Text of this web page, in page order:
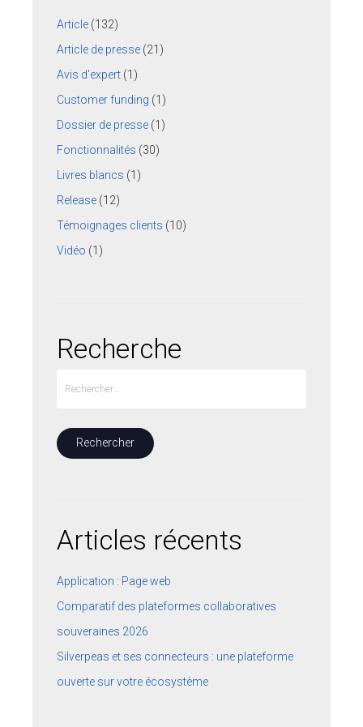
Article (132)
Article de presse (21)
Avis d'expert (1)
Customer funding (1)
Dossier de presse (1)
Fonctionnalités (30)
Livres blancs (1)
Release (12)
Témoignages clients (10)
Vidéo (1)
Recherche
Articles récents
Application : Page web
Comparatif des plateformes collaboratives
souveraines 2026
Silverpeas et ses connecteurs : une plateforme
ouverte sur votre écosystème